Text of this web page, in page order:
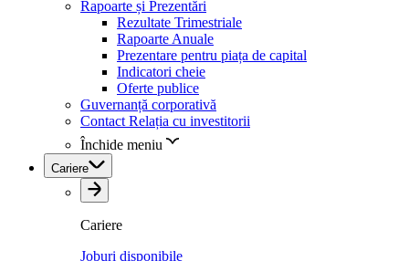
Rapoarte și Prezentări
Rezultate Trimestriale
Rapoarte Anuale
Prezentare pentru piața de capital
Indicatori cheie
Oferte publice
Guvernanță corporativă
Contact Relația cu investitorii
Închide meniu
Cariere
Cariere
Joburi disponibile